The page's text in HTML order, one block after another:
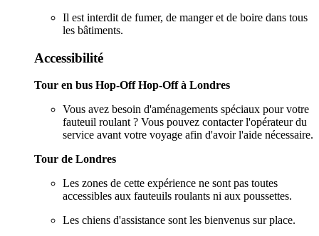
Il est interdit de fumer, de manger et de boire dans tous
les bâtiments.
Accessibilité
Tour en bus Hop-Off Hop-Off à Londres
Vous avez besoin d'aménagements spéciaux pour votre
fauteuil roulant ? Vous pouvez contacter l'opérateur du
service avant votre voyage afin d'avoir l'aide nécessaire.
Tour de Londres
Les zones de cette expérience ne sont pas toutes
accessibles aux fauteuils roulants ni aux poussettes.
Les chiens d'assistance sont les bienvenus sur place.